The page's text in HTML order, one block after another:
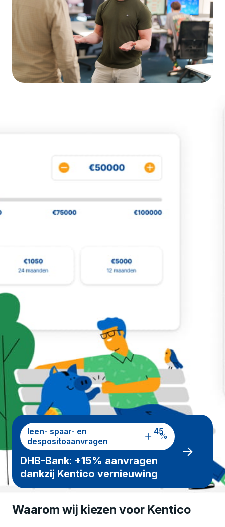
leen- spaar- en
despositoaanvragen
4%
DHB-Bank: +15% aanvragen
dankzij Kentico vernieuwing
Waarom wij kiezen voor Kentico